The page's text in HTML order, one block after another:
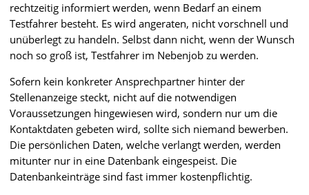
rechtzeitig informiert werden, wenn Bedarf an einem
Testfahrer besteht. Es wird angeraten, nicht vorschnell und
unüberlegt zu handeln. Selbst dann nicht, wenn der Wunsch
noch so groß ist, Testfahrer im Nebenjob zu werden.
Sofern kein konkreter Ansprechpartner hinter der
Stellenanzeige steckt, nicht auf die notwendigen
Voraussetzungen hingewiesen wird, sondern nur um die
Kontaktdaten gebeten wird, sollte sich niemand bewerben.
Die persönlichen Daten, welche verlangt werden, werden
mitunter nur in eine Datenbank eingespeist. Die
Datenbankeinträge sind fast immer kostenpflichtig.